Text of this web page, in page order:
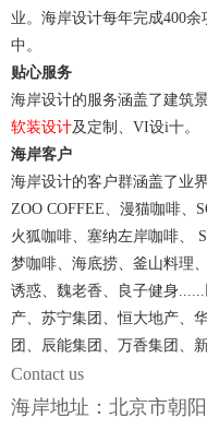
业。海岸设计每年完成400
中。
贴心服务
海岸设计的服务涵盖了建筑
软装设计及定制、VI设i十。
海岸客户
海岸设计的客户群涵盖了业
ZOO COFFEE、漫猫咖啡、
火狐咖啡、塞纳左岸咖啡、
梦咖啡、海底捞、釜山料理
诱惑、魏老香、良子健身
产、苏宁集团、恒大地产、
团、辰能集团、万香集团、
Contact us
海岸地址：北京市朝